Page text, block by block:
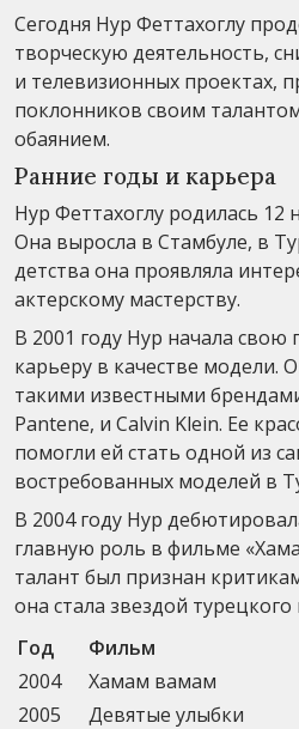
Сегодня Нур Феттахоглу
творческую деятельность,
и телевизионных проектах,
поклонников своим
обаянием.
Ранние годы и карьера
Нур Феттахоглу родилась 12
Она выросла в Стамбуле, в
детства она проявляла
актерскому мастерству.
В 2001 году Нур начала свою
карьеру в качестве модели.
такими известными
Pantene, и Calvin Klein. Ее
помогли ей стать одной из
востребованных моделей в
В 2004 году Нур
главную роль в фильме
талант был признан
она стала звездой турецкого
Год
Фильм
2004
Хамам вамам
2005
Девятые улыбки